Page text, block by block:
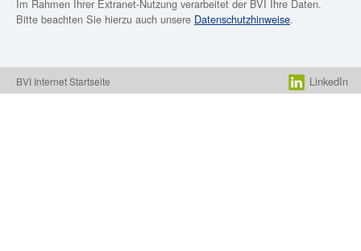
Im Rahmen Ihrer Extranet-Nutzung verarbeitet der BVI Ihre Daten.
Bitte beachten Sie hierzu auch unsere Datenschutzhinweise.
BVI Internet Startseite LinkedIn